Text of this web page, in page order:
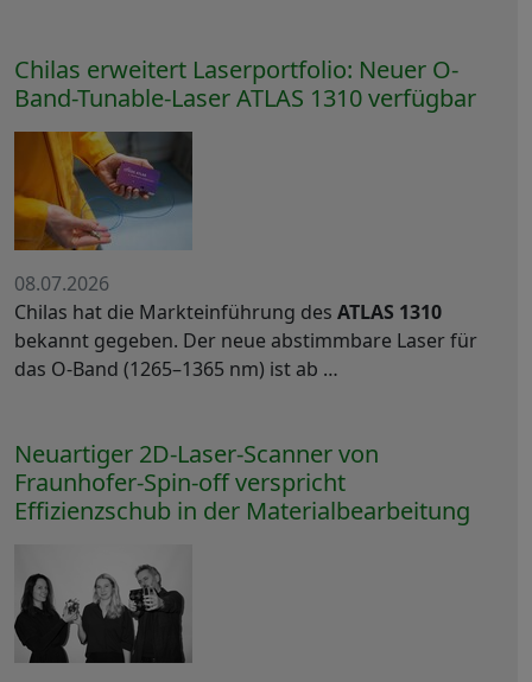
Chilas erweitert Laserportfolio: Neuer O-
Band-Tunable-Laser ATLAS 1310 verfügbar
08.07.2026
Chilas hat die Markteinführung des ATLAS 1310
bekannt gegeben. Der neue abstimmbare Laser für
das O-Band (1265–1365 nm) ist ab …
Neuartiger 2D-Laser-Scanner von
Fraunhofer-Spin-off verspricht
Effizienzschub in der Materialbearbeitung